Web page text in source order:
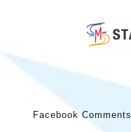
Facebook Comments